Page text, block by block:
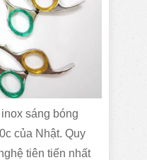
sáng bóng
của Nhật. Quy
tiên tiến nhất